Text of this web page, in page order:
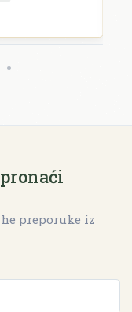
preporuke iz